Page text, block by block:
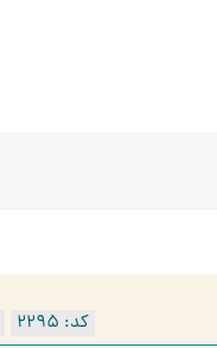
کد: 2295